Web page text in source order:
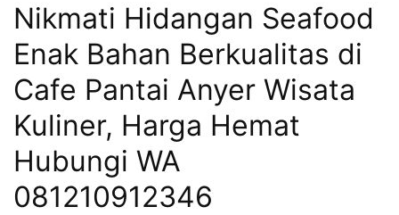
Nikmati Hidangan Seafood
Enak Bahan Berkualitas di
Cafe Pantai Anyer Wisata
Kuliner, Harga Hemat
Hubungi WA
081210912346